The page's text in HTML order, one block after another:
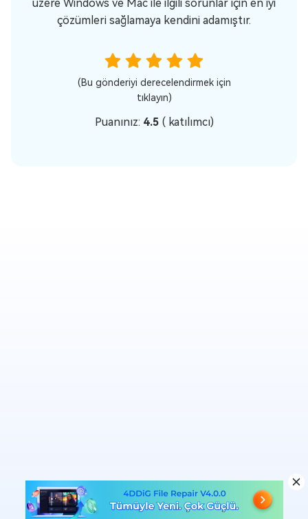
üzere Windows ve Mac ile ilgili sorunlar için en iyi
çözümleri sağlamaya kendini adamıştır.
(Bu gönderiyi derecelendirmek için
tıklayın)
Puanınız: 4.5 (katılımcı)